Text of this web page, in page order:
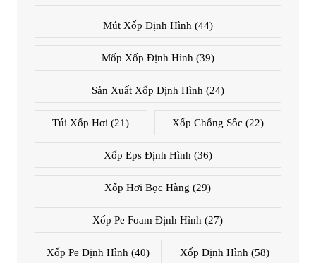
Mút Xốp Định Hình(44)
Mốp Xốp Định Hình(39)
Sản Xuất Xốp Định Hình(24)
Túi Xốp Hơi (21) Xốp Chống Sốc(22)
Xốp Eps Định Hình(36)
Xốp Hơi Bọc Hàng (29)
Xốp Pe Foam Định Hình (27)
Xốp Pe Định Hình(40) Xốp Định Hình (58)